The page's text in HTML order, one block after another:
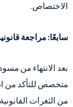
الاختصاص.
سابعًا: مراجعة
بعد الانتهاء من
متخصص للتأكد من
من الثغرات